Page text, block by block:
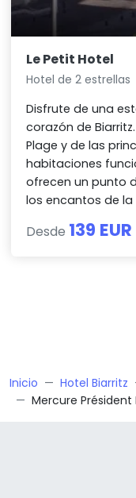
Le Petit Hotel
Hotel de 2 estrellas
Disfrute de una
corazón de
Plage y de las
habitaciones
ofrecen un punto
los encantos de
Desde 139 EUR
Inicio Hotel Biarritz
Mercure Président